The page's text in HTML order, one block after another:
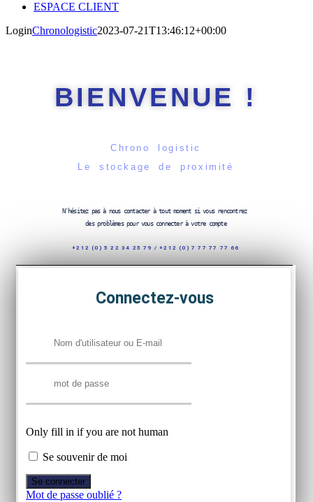
ESPACE CLIENT
LoginChronologistic2023-07-21T13:46:12+00:00
BIENVENUE !
Chrono logistic
Le stockage de proximité
N'hésitez pas à nous contacter à tout moment si vous rencontrez
des problèmes pour vous connecter à votre compte
+212 (0) 5 22 34 25 79 / +212 (0) 7 77 77 77 66
Connectez-vous
Only fill in if you are not human
Se souvenir de moi
Mot de passe oublié ?